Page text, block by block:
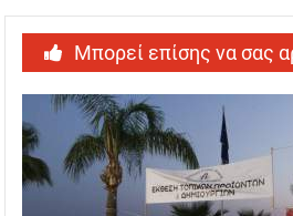
Μπορεί επίσης να σας